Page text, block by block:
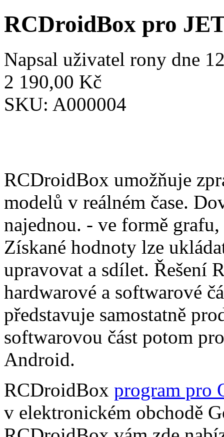
RCDroidBox pro
Napsal uživatel rony dne
2 190,00 Kč
SKU: A000004
RCDroidBox umožňuje
modelů v reálném čase.
najednou. - ve formě
Získané hodnoty lze
upravovat a sdílet. Řešení
hardwarové a softwarové
představuje samostatně
softwarovou část potom
Android.
RCDroidBox program pro
v elektronickém obchodě